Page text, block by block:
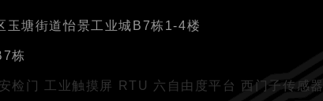
玉塘街道怡景工业城B7栋1-4楼
栋
安检门 工业触摸屏 RTU 六自由度平台 西门子传感器